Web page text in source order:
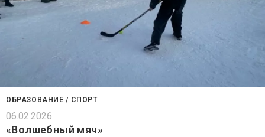
ОБРАЗОВАНИЕ / СПОРТ
06.02.2026
«Волшебный мяч»